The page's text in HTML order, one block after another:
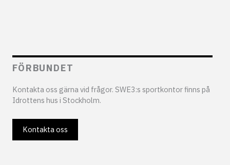
FÖRBUNDET
Kontakta oss gärna vid frågor. SWE3:s sportkontor finns på
Idrottens hus i Stockholm.
Kontakta oss